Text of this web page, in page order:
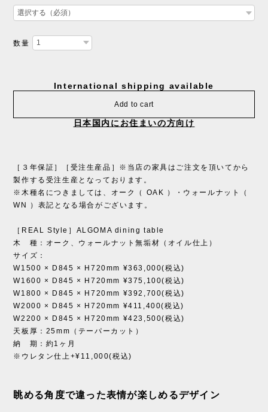
数量
International shipping available
Add to cart
日本国内にお住まいの方向け
［３年保証］［受注生産品］※当店の家具はご注文を頂いてから
製作する受注生産となっております。
※木種名につきましては、オーク（ OAK ）・ウォールナット（
WN ）表記となる場合がございます。
［REAL Style］ALGOMA dining table
木 種：オーク、ウォールナット無垢材（オイル仕上）
サイズ：
W1500 × D845 × H720mm ¥363,000(税込)
W1600 × D845 × H720mm ¥375,100(税込)
W1800 × D845 × H720mm ¥392,700(税込)
W2000 × D845 × H720mm ¥411,400(税込)
W2200 × D845 × H720mm ¥423,500(税込)
天板厚：25mm（テーパーカット）
納 期：約1ヶ月
※ウレタン仕上+¥11,000(税込)
眺める角度で違った表情が楽しめるデザイン